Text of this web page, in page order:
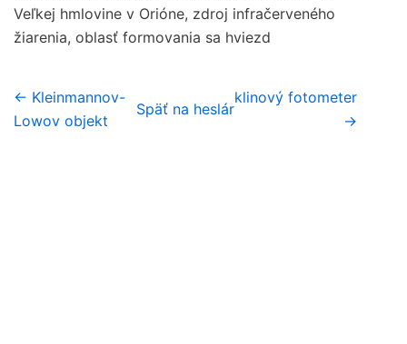
Veľkej hmlovine v Orióne, zdroj infračerveného
žiarenia, oblasť formovania sa hviezd
← Kleinmannov-
Lowov objekt
Späť na heslár
klinový fotometer
→